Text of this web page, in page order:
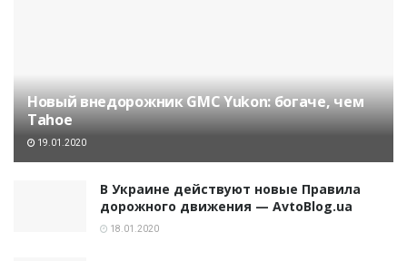
Новый внедорожник GMC Yukon: богаче, чем
Tahoe
19.01.2020
В Украине действуют новые Правила
дорожного движения — AvtoBlog.ua
18.01.2020